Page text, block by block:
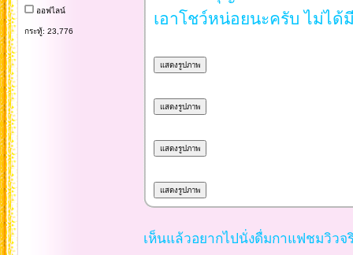
ออฟไลน์
กระทู้: 23,776
เอาโชว์หน่อยนะครับ ไม่ได้
เห็นแล้วอยากไปนั่งดื่มกาแฟชมวิวจ